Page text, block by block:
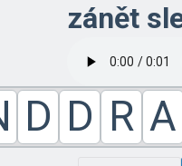
zánět
D D R A